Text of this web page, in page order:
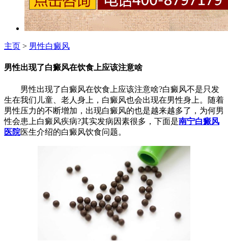
主页 > 男性白癜风
男性出现了白癜风在饮食上应该注意啥
男性出现了白癜风在饮食上应该注意啥?白癜风不是只发
生在我们儿童、老人身上，白癜风也会出现在男性身上。随着
男性压力的不断增加，出现白癜风的也是越来越多了，为何男
性会患上白癜风疾病?其实发病因素很多，下面是南宁白癜风
医院医生介绍的白癜风饮食问题。